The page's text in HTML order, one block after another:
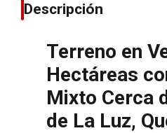
Descripción
Terreno en
Hectáreas
Mixto Cerca
de La Luz,